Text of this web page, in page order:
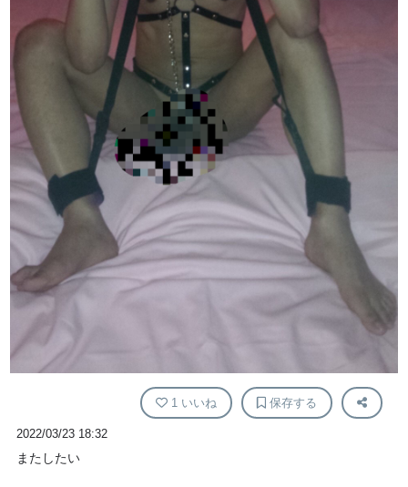
1 いいね 保存する
2022/03/23 18:32
またしたい